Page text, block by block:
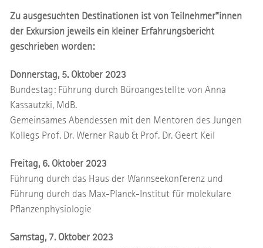
Zu ausgesuchten Destinationen ist von Teilnehmer*innen
der Exkursion jeweils ein kleiner Erfahrungsbericht
geschrieben worden:
Donnerstag, 5. Oktober 2023
Bundestag: Führung durch Büroangestellte von Anna
Kassautzki, MdB.
Gemeinsames Abendessen mit den Mentoren des Jungen
Kollegs Prof. Dr. Werner Raub & Prof. Dr. Geert Keil
Freitag, 6. Oktober 2023
Führung durch das Haus der Wannseekonferenz und
Führung durch das Max-Planck-Institut für molekulare
Pflanzenphysiologie
Samstag, 7. Oktober 2023